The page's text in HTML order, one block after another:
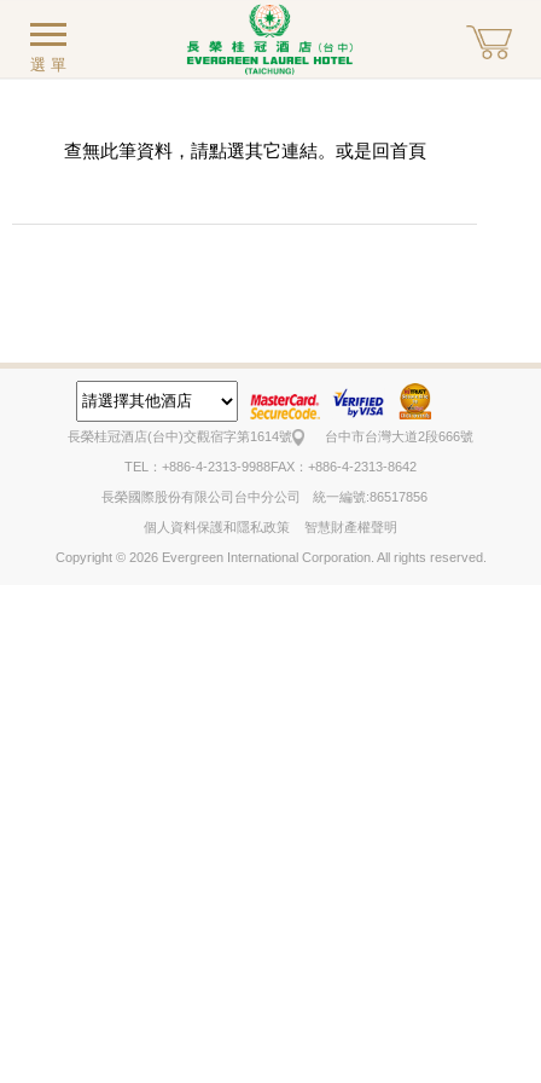
選單
查無此筆資料，請點選其它連結。或是回首頁
長榮桂冠酒店(台中)交觀宿字第1614號 台中市台灣大道2段666號
TEL：+886-4-2313-9988FAX：+886-4-2313-8642
長榮國際股份有限公司台中分公司 統一編號:86517856
個人資料保護和隱私政策 智慧財產權聲明
Copyright © 2026 Evergreen International Corporation. All rights reserved.